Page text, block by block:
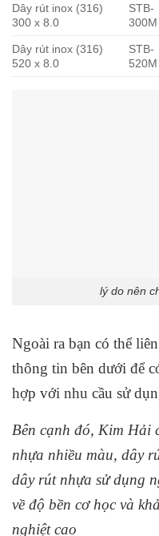
Dây rút inox (316)
300 x 8.0
STB-
300M
Dây rút inox (316)
520 x 8.0
STB-
520M
lý do nên
Ngoài ra bạn có thể
thông tin bên dưới để
hợp với nhu cầu sử
Bên cạnh đó, Kim Hải
nhựa nhiều màu, dây
dây rút nhựa sử dụng
về độ bền cơ học và
nghiệt cao